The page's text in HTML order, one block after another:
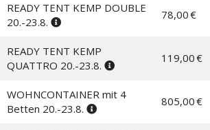
READY TENT KEMP DOUBLE
20.-23.8.
78,00 €
READY TENT KEMP
QUATTRO 20.-23.8.
119,00 €
WOHNCONTAINER mit 4
Betten 20.-23.8.
805,00 €